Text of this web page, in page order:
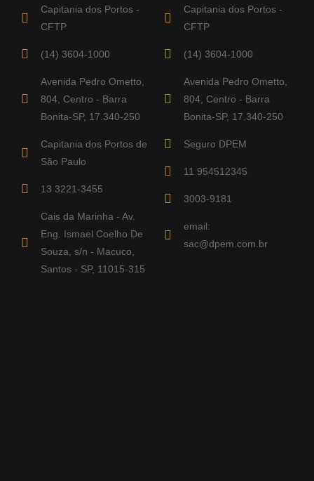
Capitania dos Portos -
CFTP
(14) 3604-1000
Avenida Pedro Ometto,
804, Centro - Barra
Bonita-SP, 17.340-250
Capitania dos Portos de
São Paulo
13 3221-3455
Cais da Marinha - Av.
Eng. Ismael Coelho De
Souza, s/n - Macuco,
Santos - SP, 11015-315
Capitania dos Portos -
CFTP
(14) 3604-1000
Avenida Pedro Ometto,
804, Centro - Barra
Bonita-SP, 17.340-250
Seguro DPEM
11 954512345
3003-9181
email:
sac@dpem.com.br